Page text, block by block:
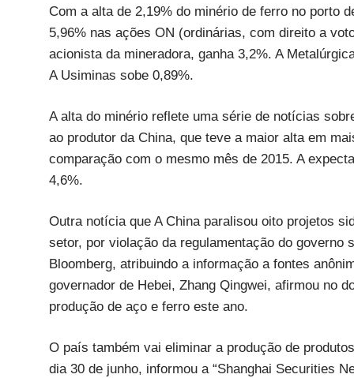
Com a alta de 2,19% do minério de ferro no porto
5,96% nas ações ON (ordinárias, com direito a
acionista da mineradora, ganha 3,2%. A
A Usiminas sobe 0,89%.
A alta do minério reflete uma série de notícias
ao produtor da China, que teve a maior alta em
comparação com o mesmo mês de 2015. A
4,6%.
Outra notícia que A China paralisou oito projetos
setor, por violação da regulamentação do
Bloomberg, atribuindo a informação a fontes
governador de Hebei, Zhang Qingwei, afirmou no
produção de aço e ferro este ano.
O país também vai eliminar a produção de
dia 30 de junho, informou a “Shanghai Securities